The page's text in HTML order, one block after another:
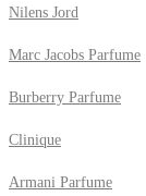
Nilens Jord
Marc Jacobs Parfume
Burberry Parfume
Clinique
Armani Parfume